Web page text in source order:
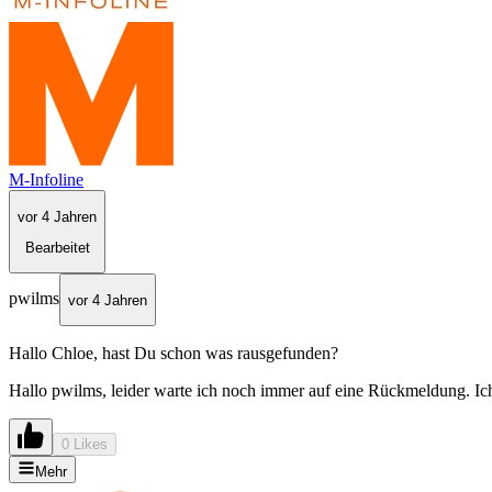
M-Infoline
vor 4 Jahren
Bearbeitet
pwilms vor 4 Jahren
Hallo Chloe, hast Du schon was rausgefunden?
Hallo pwilms, leider warte ich noch immer auf eine Rückmeldung.
0 Likes
Mehr